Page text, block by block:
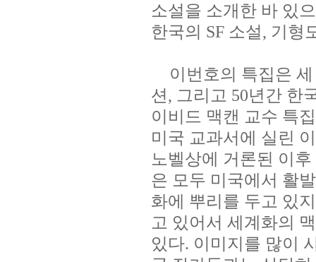
소설을 소개한 바 있
한국의 SF 소설, 기형
이번호의 특집은
션, 그리고 50년간 한
이비드 맥캔 교수 특
미국 교과서에 실린
노벨상에 거론된 이
은 모두 미국에서 활
화에 뿌리를 두고 있
고 있어서 세계화의
있다. 이미지를 많이